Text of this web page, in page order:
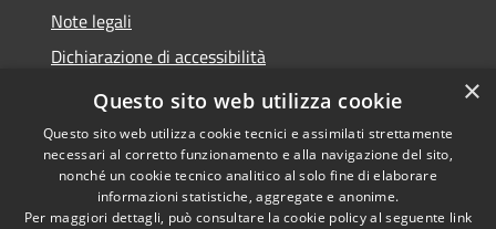
Note legali
Dichiarazione di accessibilità
Area riservata dipendenti
Copyright © 2026 • Comune di
×
Questo sito web utilizza cookie
Questo sito web utilizza cookie tecnici e assimilati strettamente
necessari al corretto funzionamento e alla navigazione del sito,
nonché un cookie tecnico analitico al solo fine di elaborare
informazioni statistiche, aggregate e anonime.
Per maggiori dettagli, può consultare la cookie policy al seguente link